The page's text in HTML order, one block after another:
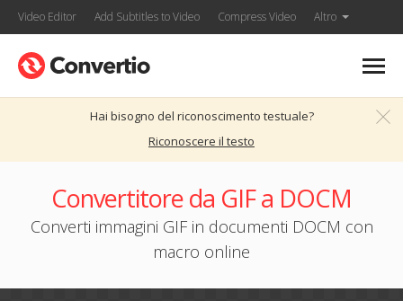
Video Editor Add Subtitles to Video Compress Video Altro
Hai bisogno del riconoscimento testuale?
Riconoscere il testo
Convertitore da GIF a DOCM
Converti immagini GIF in documenti DOCM con
macro online